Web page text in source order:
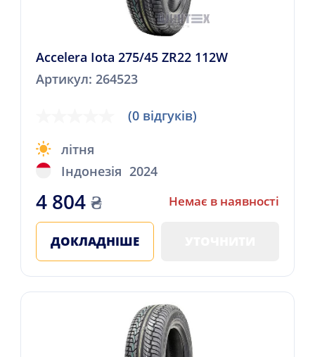
Accelera Iota 275/45 ZR22 112W
Артикул: 264523
(0 відгуків)
літня
Індонезія 2024
4 804₴ Немає в наявності
ДОКЛАДНІШЕ